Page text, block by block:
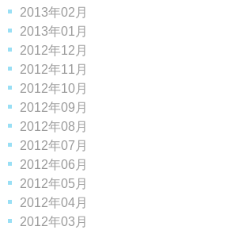
2013年02月
2013年01月
2012年12月
2012年11月
2012年10月
2012年09月
2012年08月
2012年07月
2012年06月
2012年05月
2012年04月
2012年03月